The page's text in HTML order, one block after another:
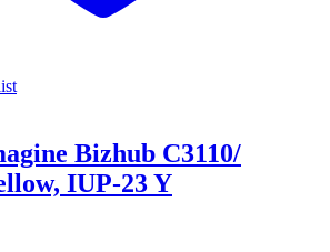
Bizhub C3110/
IUP-23 Y